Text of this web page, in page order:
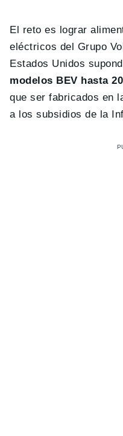
El reto es lograr
eléctricos del Grupo
Estados Unidos
modelos BEV hasta
que ser fabricados en
a los subsidios de la